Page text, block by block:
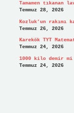
Tamamen tıkanan
Temmuz 28, 2026
Kozluk’un rakımı
Temmuz 26, 2026
Karekök TYT
Temmuz 24, 2026
1000 kilo demir mi
Temmuz 24, 2026